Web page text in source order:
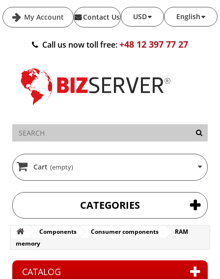
My Account English
USD
Contact Us
Call us now toll free:+48 12 397 77 27
Cart (empty)
CATEGORIES
Components Consumer components
RAM
memory
CATALOG